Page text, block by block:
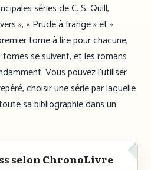
séries de C. S. Quill,
», « Prude à frange » et «
tome à lire pour chacune,
se suivent, et les romans
Vous pouvez l’utiliser
choisir une série par laquelle
sa bibliographie dans un
selon ChronoLivre